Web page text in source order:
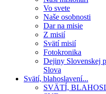
Vo svete
Naše osobnosti
Dar na misie
Z misií
Svätí misií
Fotokronika
Dejiny Slovenskej
Slova
Svätí, blahoslavení...
SVÄTÍ,